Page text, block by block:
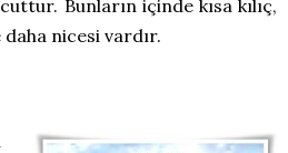
Bunların içinde kısa kılıç,
nicesi vardır.